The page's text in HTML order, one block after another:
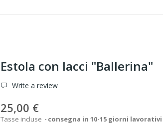
Estola con lacci "Ballerina"
Write a review
25,00 €
Tasse incluse consegna in 10-15 giorni lavorativi